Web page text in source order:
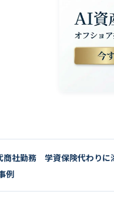
商社勤務 学資保険代わりに
例